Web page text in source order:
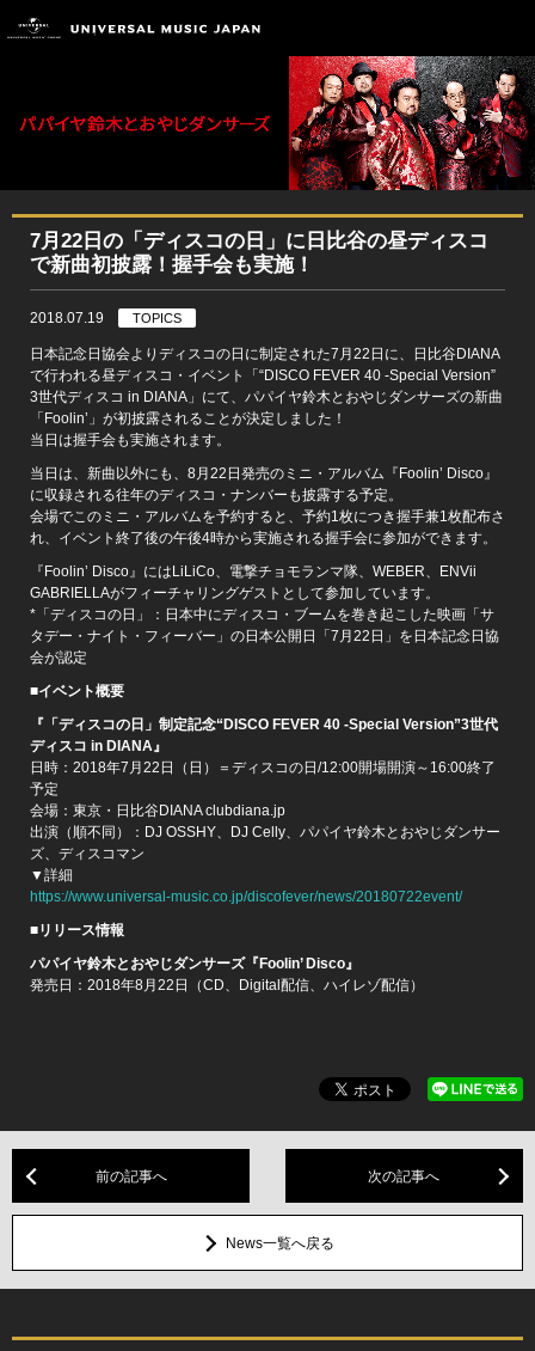
7月22日の「ディスコの日」に日比谷の昼ディスコ
で新曲初披露！握手会も実施！
2018.07.19 TOPICS
日本記念日協会よりディスコの日に制定された7月22日に、日比谷DIANA
で行われる昼ディスコ・イベント「“DISCO FEVER 40 -Special Version”
3世代ディスコ in DIANA」にて、パパイヤ鈴木とおやじダンサーズの新曲
「Foolin’」が初披露されることが決定しました！
当日は握手会も実施されます。
当日は、新曲以外にも、8月22日発売のミニ・アルバム『Foolin’ Disco』
に収録される往年のディスコ・ナンバーも披露する予定。
会場でこのミニ・アルバムを予約すると、予約1枚につき握手兼1枚配布さ
れ、イベント終了後の午後4時から実施される握手会に参加ができます。
『Foolin’ Disco』にはLiLiCo、電撃チョモランマ隊、WEBER、ENVii
GABRIELLAがフィーチャリングゲストとして参加しています。
*「ディスコの日」：日本中にディスコ・ブームを巻き起こした映画「サ
タデー・ナイト・フィーバー」の日本公開日「7月22日」を日本記念日協
会が認定
■イベント概要
『「ディスコの日」制定記念“DISCO FEVER 40 -Special Version”3世代
ディスコ in DIANA』
日時：2018年7月22日（日）＝ディスコの日/12:00開場開演～16:00終了
予定
会場：東京・日比谷DIANA clubdiana.jp
出演（順不同）：DJ OSSHY、DJ Celly、パパイヤ鈴木とおやじダンサー
ズ、ディスコマン
▼詳細
https://www.universal-music.co.jp/discofever/news/20180722event/
■リリース情報
パパイヤ鈴木とおやじダンサーズ『Foolin’ Disco』
発売日：2018年8月22日（CD、Digital配信、ハイレゾ配信）
前の記事へ 次の記事へ
News一覧へ戻る